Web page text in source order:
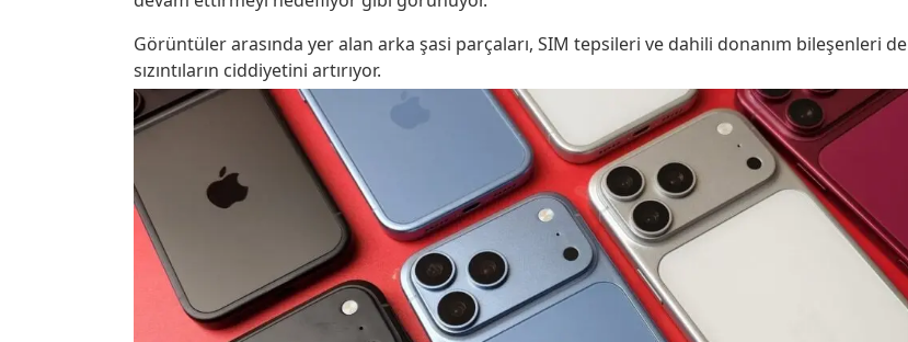
Görüntüler arasında yer alan arka şasi parçaları, SIM tepsileri ve dahili donanım bileşenleri de
sızıntıların ciddiyetini artırıyor.